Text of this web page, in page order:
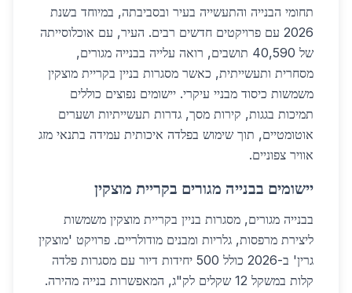
תחומי הבנייה והתעשייה בעיר ובסביבתה, במיוחד בשנת
2026 עם פרויקטים חדשים רבים. העיר, עם אוכלוסייתה
של 40,590 תושבים, רואה עלייה בבנייה מגורים,
מסחרית ותעשייתית, כאשר מסגרות בניין בקריית מוצקין
משמשות כיסוד מבניי עיקרי. יישומים נפוצים כוללים
תמיכות בגגות, קירות מסך, גדרות תעשייתיות ושערים
אוטומטיים, תוך שימוש בפלדה איכותית עמידה בתנאי מזג
אוויר צפוניים.
יישומים בבנייה מגורים בקריית מוצקין
בבנייה מגורים, מסגרות בניין בקריית מוצקין משמשות
ליצירת מרפסות, גלריות ומבנים מודולריים. פרויקט 'מוצקין
גרין' ב-2026 כולל 500 יחידות דיור עם מסגרות פלדה
קלות במשקל 12 שקלים לק"ג, המאפשרות בנייה מהירה.